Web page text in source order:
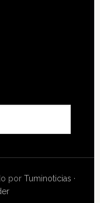
porTuminoticias ·